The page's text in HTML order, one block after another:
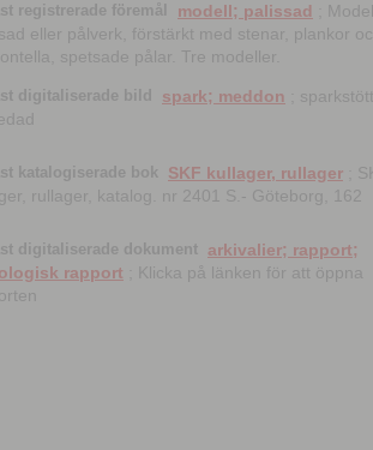
registrerade föremål modell; palissad
;
eller pålverk, förstärkt med stenar, plankor
spetsade pålar. Tre modeller.
digitaliserade bild spark; meddon ;
katalogiserade bok SKF kullager, rullager ;
rullager, katalog. nr 2401 S.- Göteborg, 162
digitaliserade dokument arkivalier; rapport;
rapport ; Klicka på länken för att öppna